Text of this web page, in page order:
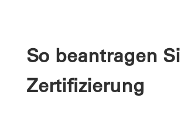
So beantragen
Zertifizierung